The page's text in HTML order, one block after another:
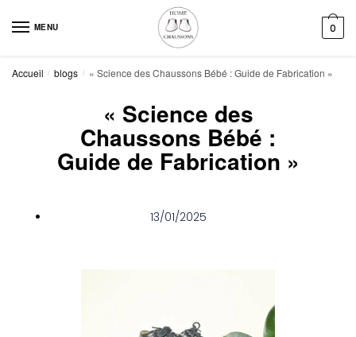
MENU 0
Accueil / blogs / « Science des Chaussons Bébé : Guide de Fabrication »
« Science des
Chaussons Bébé :
Guide de Fabrication »
13/01/2025